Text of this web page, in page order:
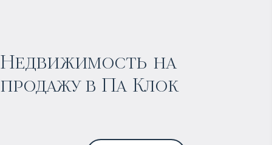
Недвижимость на
продажу в Па Клок
Прогнозируемый доход:
5% годовых